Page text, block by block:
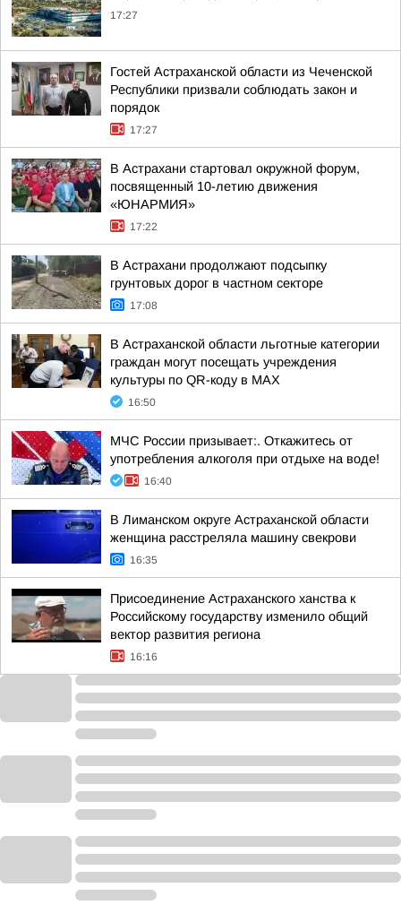
17:27
Гостей Астраханской области из Чеченской
Республики призвали соблюдать закон и
порядок
17:27
В Астрахани стартовал окружной форум,
посвященный 10-летию движения
«ЮНАРМИЯ»
17:22
В Астрахани продолжают подсыпку
грунтовых дорог в частном секторе
17:08
В Астраханской области льготные категории
граждан могут посещать учреждения
культуры по QR-коду в МАХ
16:50
МЧС России призывает:. Откажитесь от
употребления алкоголя при отдыхе на воде!
16:40
В Лиманском округе Астраханской области
женщина расстреляла машину свекрови
16:35
Присоединение Астраханского ханства к
Российскому государству изменило общий
вектор развития региона
16:16